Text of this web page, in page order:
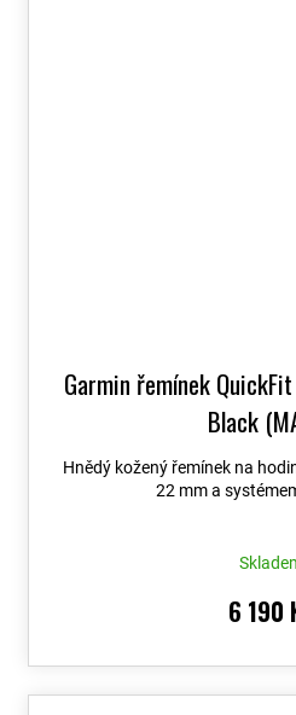
Garmin řemínek
Black
Hnědý kožený řemínek na
22 mm a
6 190